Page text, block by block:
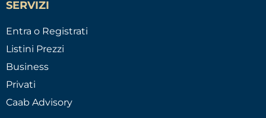
SERVIZI
Entra o Registrati
Listini Prezzi
Business
Privati
Caab Advisory